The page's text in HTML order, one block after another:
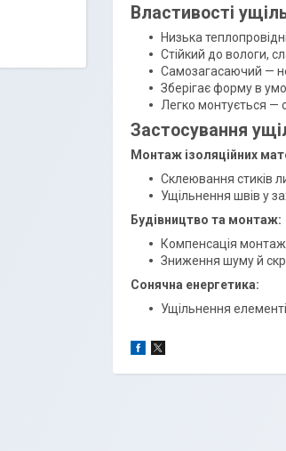
Властивості
Низька
Стійкий до вологи,
Самозагасаючий —
Зберігає форму в
Легко монтується —
Застосування
Монтаж ізоляційних
Склеювання стиків
Ущільнення швів у
Будівництво та монтаж:
Компенсація
Зниження шуму й
Сонячна енергетика:
Ущільнення